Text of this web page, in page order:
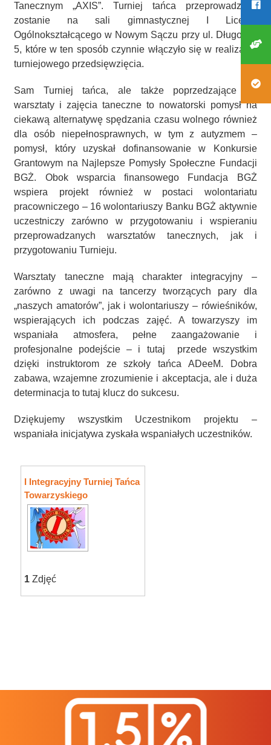
Tanecznym „AXIS”. Turniej tańca przeprowadzony
zostanie na sali gimnastycznej I Liceum
Ogólnokształcącego w Nowym Sączu przy ul. Długosza
5, które w ten sposób czynnie włączyło się w realizację
turniejowego przedsięwzięcia.
Sam Turniej tańca, ale także poprzedzające go
warsztaty i zajęcia taneczne to nowatorski pomysł na
ciekawą alternatywę spędzania czasu wolnego również
dla osób niepełnosprawnych, w tym z autyzmem –
pomysł, który uzyskał dofinansowanie w Konkursie
Grantowym na Najlepsze Pomysły Społeczne Fundacji
BGŻ. Obok wsparcia finansowego Fundacja BGŻ
wspiera projekt również w postaci wolontariatu
pracowniczego – 16 wolontariuszy Banku BGŻ aktywnie
uczestniczy zarówno w przygotowaniu i wspieraniu
przeprowadzanych warsztatów tanecznych, jak i
przygotowaniu Turnieju.
Warsztaty taneczne mają charakter integracyjny –
zarówno z uwagi na tancerzy tworzących pary dla
„naszych amatorów”, jak i wolontariuszy – rówieśników,
wspierających ich podczas zajęć. A towarzyszy im
wspaniała atmosfera, pełne zaangażowanie i
profesjonalne podejście – i tutaj przede wszystkim
dzięki instruktorom ze szkoły tańca ADeeM. Dobra
zabawa, wzajemne zrozumienie i akceptacja, ale i duża
determinacja to tutaj klucz do sukcesu.
Dziękujemy wszystkim Uczestnikom projektu –
wspaniała inicjatywa zyskała wspaniałych uczestników.
I Integracyjny Turniej Tańca
Towarzyskiego
1 Zdjęć